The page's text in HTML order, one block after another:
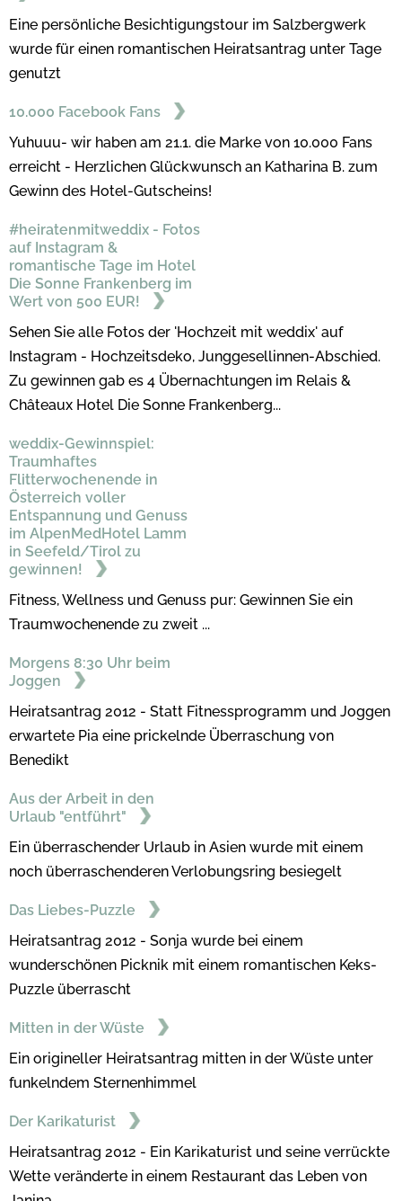
Eine persönliche Besichtigungstour im Salzbergwerk
wurde für einen romantischen Heiratsantrag unter Tage
genutzt
10.000 Facebook Fans
Yuhuuu- wir haben am 21.1. die Marke von 10.000 Fans
erreicht - Herzlichen Glückwunsch an Katharina B. zum
Gewinn des Hotel-Gutscheins!
#heiratenmitweddix - Fotos
auf Instagram &
romantische Tage im Hotel
Die Sonne Frankenberg im
Wert von 500 EUR!
Sehen Sie alle Fotos der 'Hochzeit mit weddix' auf
Instagram - Hochzeitsdeko, Junggesellinnen-Abschied.
Zu gewinnen gab es 4 Übernachtungen im Relais &
Châteaux Hotel Die Sonne Frankenberg...
weddix-Gewinnspiel:
Traumhaftes
Flitterwochenende in
Österreich voller
Entspannung und Genuss
im AlpenMedHotel Lamm
in Seefeld/Tirol zu
gewinnen!
Fitness, Wellness und Genuss pur: Gewinnen Sie ein
Traumwochenende zu zweit ...
Morgens 8:30 Uhr beim
Joggen
Heiratsantrag 2012 - Statt Fitnessprogramm und Joggen
erwartete Pia eine prickelnde Überraschung von
Benedikt
Aus der Arbeit in den
Urlaub "entführt"
Ein überraschender Urlaub in Asien wurde mit einem
noch überraschenderen Verlobungsring besiegelt
Das Liebes-Puzzle
Heiratsantrag 2012 - Sonja wurde bei einem
wunderschönen Picknik mit einem romantischen Keks-
Puzzle überrascht
Mitten in der Wüste
Ein origineller Heiratsantrag mitten in der Wüste unter
funkelndem Sternenhimmel
Der Karikaturist
Heiratsantrag 2012 - Ein Karikaturist und seine verrückte
Wette veränderte in einem Restaurant das Leben von